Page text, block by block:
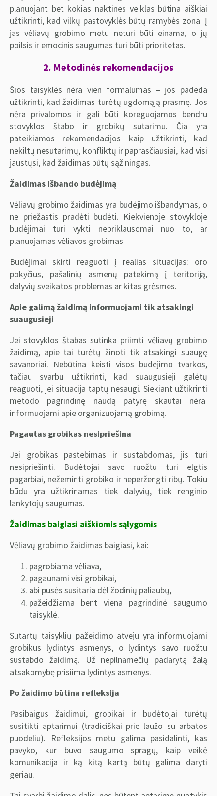
planuojant bet kokias naktines veiklas būtina aiškiai
užtikrinti, kad vilkų pastovyklės būtų ramybės zona. Į
jas vėliavų grobimo metu neturi būti einama, o jų
poilsis ir emocinis saugumas turi būti prioritetas.
2. Metodinės rekomendacijos
Šios taisyklės nėra vien formalumas – jos padeda
užtikrinti, kad žaidimas turėtų ugdomąją prasmę. Jos
nėra privalomos ir gali būti koreguojamos bendru
stovyklos štabo ir grobikų sutarimu. Čia yra
pateikiamos rekomendacijos kaip užtikrinti, kad
nekiltų nesutarimų, konfliktų ir paprasčiausiai, kad visi
jaustųsi, kad žaidimas būtų sąžiningas.
Žaidimas išbando budėjimą
Vėliavų grobimo žaidimas yra budėjimo išbandymas, o
ne priežastis pradėti budėti. Kiekvienoje stovykloje
budėjimai turi vykti nepriklausomai nuo to, ar
planuojamas vėliavos grobimas.
Budėjimai skirti reaguoti į realias situacijas: oro
pokyčius, pašalinių asmenų patekimą į teritoriją,
dalyvių sveikatos problemas ar kitas grėsmes.
Apie galimą žaidimą informuojami tik atsakingi
suaugusieji
Jei stovyklos štabas sutinka priimti vėliavų grobimo
žaidimą, apie tai turėtų žinoti tik atsakingi suaugę
savanoriai. Nebūtina keisti visos budėjimo tvarkos,
tačiau svarbu užtikrinti, kad suaugusieji galėtų
reaguoti, jei situacija taptų nesaugi. Siekiant užtikrinti
metodo pagrindinę naudą patyrę skautai nėra
informuojami apie organizuojamą grobimą.
Pagautas grobikas nesipriešina
Jei grobikas pastebimas ir sustabdomas, jis turi
nesipriešinti. Budėtojai savo ruožtu turi elgtis
pagarbiai, nežeminti grobiko ir neperžengti ribų. Tokiu
būdu yra užtikrinamas tiek dalyvių, tiek renginio
lankytojų saugumas.
Žaidimas baigiasi aiškiomis sąlygomis
Vėliavų grobimo žaidimas baigiasi, kai:
pagrobiama vėliava,
pagaunami visi grobikai,
abi pusės susitaria dėl žodinių paliaubų,
pažeidžiama bent viena pagrindinė saugumo
taisyklė.
Sutartų taisyklių pažeidimo atveju yra informuojami
grobikus lydintys asmenys, o lydintys savo ruožtu
sustabdo žaidimą. Už nepilnamečių padarytą žalą
atsakomybę prisiima lydintys asmenys.
Po žaidimo būtina refleksija
Pasibaigus žaidimui, grobikai ir budėtojai turėtų
susitikti aptarimui (tradiciškai prie laužo su arbatos
puodeliu). Refleksijos metu galima pasidalinti, kas
pavyko, kur buvo saugumo spragų, kaip veikė
komunikacija ir ką kitą kartą būtų galima daryti
geriau.